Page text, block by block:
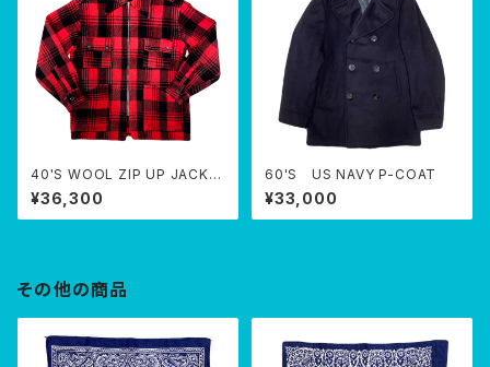
40'S WOOL ZIP UP JACKE
T
¥36,300
60'S US NAVY P-COAT
¥33,000
その他の商品